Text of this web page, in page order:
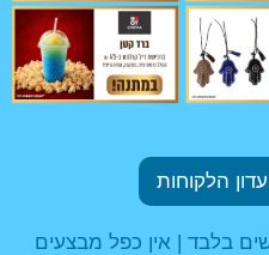
הלקוחות
בלבד | אין כפל מבצעים